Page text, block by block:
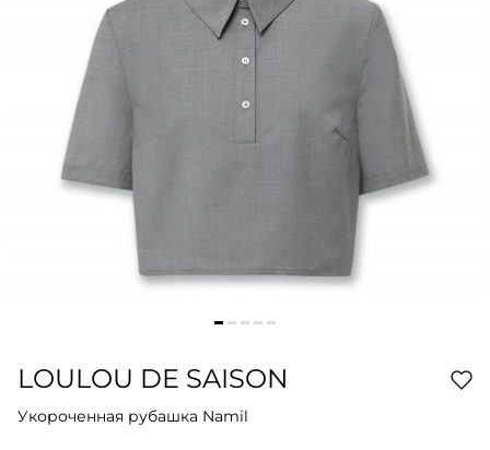
LOULOU DE SAISON
Укороченная рубашка Namil